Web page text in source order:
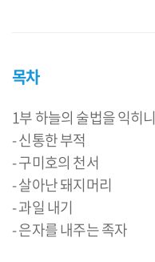
목차
1부 하늘의 술법을 익히니
- 신통한 부적
- 구미호의 천서
- 살아난 돼지머리
- 과일 내기
- 은자를 내주는 족자